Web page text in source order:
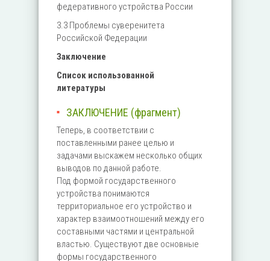
федеративного устройства России
3.3 Проблемы суверенитета
Российской Федерации
Заключение
Список использованной
литературы
ЗАКЛЮЧЕНИЕ (фрагмент)
Теперь, в соответствии с
поставленными ранее целью и
задачами выскажем несколько общих
выводов по данной работе.
Под формой государственного
устройства понимаются
территориальное его устройство и
характер взаимоотношений между его
составными частями и центральной
властью. Существуют две основные
формы государственного